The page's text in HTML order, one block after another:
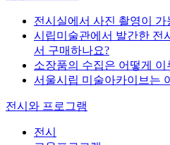
전시실에서 사진 촬영이 가
시립미술관에서 발간한 전
서 구매하나요?
소장품의 수집은 어떻게 이
서울시립 미술아카이브는
전시와 프로그램
전시